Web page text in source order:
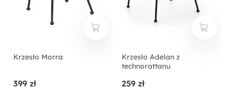
Krzesło Morra
399 zł
Krzesło Adelan z
technorattanu
259 zł